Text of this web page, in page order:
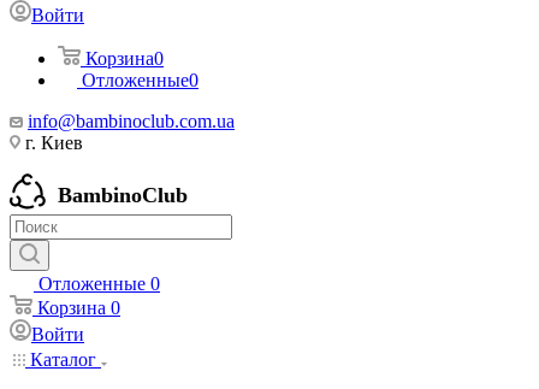
Войти
Корзина0
Отложенные0
info@bambinoclub.com.ua
г. Киев
BambinoClub
Отложенные 0
Корзина 0
Войти
Каталог